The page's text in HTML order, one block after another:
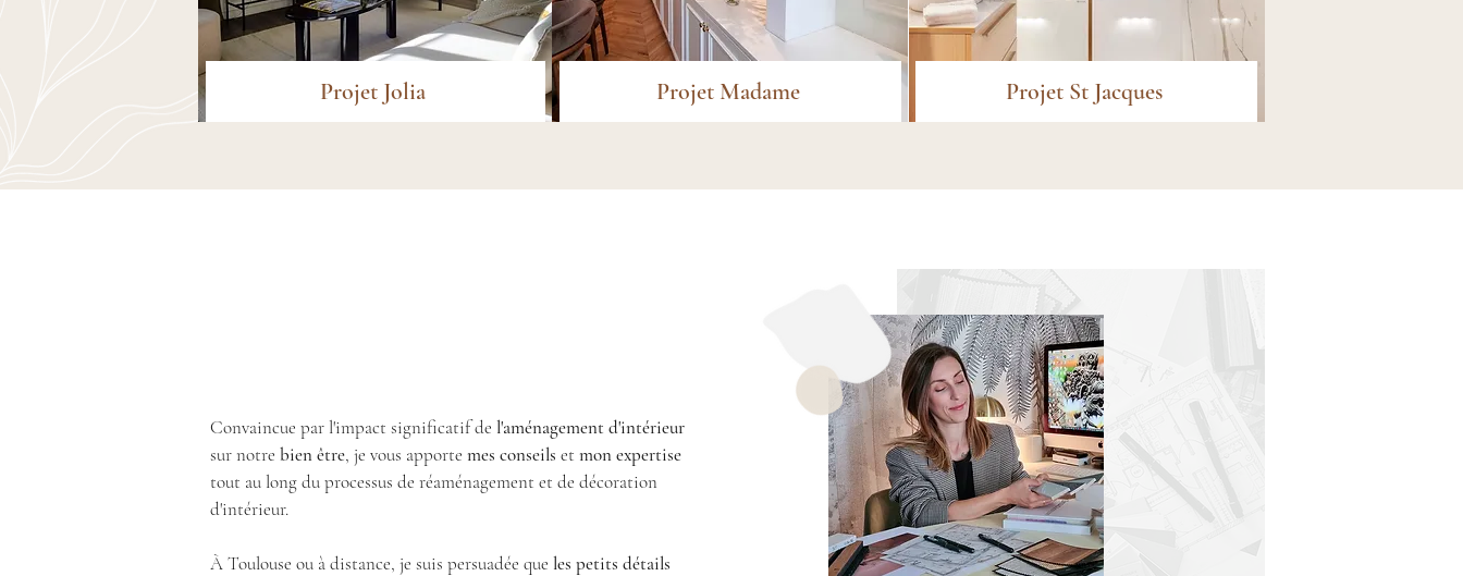
Projet Jolia Projet Madame Projet St Jacques
Convaincue par l'impact significatif de l'aménagement d'intérieur
sur notre bien être, je vous apporte mes conseils et mon expertise
tout au long du processus de réaménagement et de décoration
d'intérieur.
À Toulouse ou à distance, je suis persuadée que les petits détails